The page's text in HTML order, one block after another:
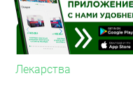
Лекарства